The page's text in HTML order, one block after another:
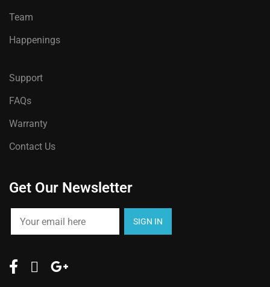
Team
Happenings
Support
FAQs
Warranty
Contact Us
Get Our Newsletter